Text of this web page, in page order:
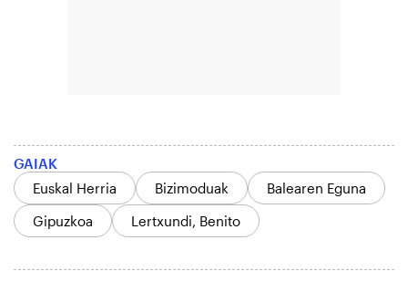
GAIAK
Euskal Herria
Bizimoduak
Balearen Eguna
Gipuzkoa
Lertxundi, Benito